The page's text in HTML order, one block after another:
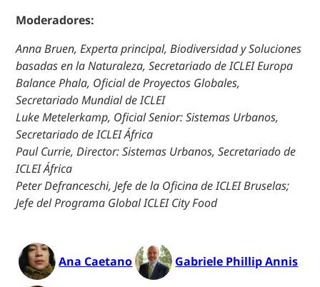
Moderadores:
Anna Bruen, Experta principal, Biodiversidad y Soluciones
basadas en la Naturaleza,Secretariadode ICLEI Europa
Balance Phala, Oficial de Proyectos Globales,
Secretariado Mundial de ICLEI
Luke Metelerkamp, Oficial Senior: Sistemas Urbanos,
Secretariado de ICLEI África
Paul Currie, Director: Sistemas Urbanos,Secretariadode
ICLEI África
Peter Defranceschi, Jefe de la Oficina de ICLEI Bruselas;
Jefe del Programa Global ICLEI City Food
Ana Caetano Gabriele Phillip Annis